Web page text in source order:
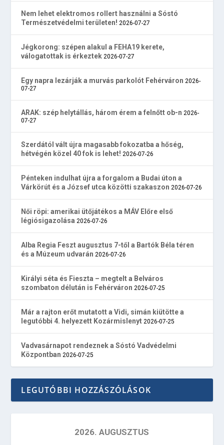
Nem lehet elektromos rollert használni a Sóstó
Természetvédelmi területen! 2026-07-27
Jégkorong: szépen alakul a FEHA19 kerete,
válogatottak is érkeztek 2026-07-27
Egy napra lezárják a murvás parkolót Fehérváron 2026-
07-27
ARAK: szép helytállás, három érem a felnőtt ob-n 2026-
07-27
Szerdától vált újra magasabb fokozatba a hőség,
hétvégén közel 40 fok is lehet! 2026-07-26
Pénteken indulhat újra a forgalom a Budai úton a
Várkörút és a József utca közötti szakaszon 2026-07-26
Női röpi: amerikai ütőjátékos a MÁV Előre első
légiósigazolása 2026-07-26
Alba Regia Feszt augusztus 7-től a Bartók Béla téren
és a Múzeum udvarán 2026-07-26
Királyi séta és Fieszta – megtelt a Belváros
szombaton délután is Fehérváron 2026-07-25
Már a rajton erőt mutatott a Vidi, simán kiütötte a
legutóbbi 4. helyezett Kozármislenyt 2026-07-25
Vadvasárnapot rendeznek a Sóstó Vadvédelmi
Központban 2026-07-25
LEGUTÓBBI HOZZÁSZÓLÁSOK
2026. AUGUSZTUS